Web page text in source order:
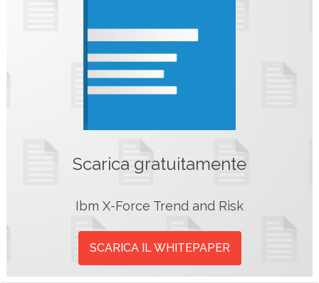
Scarica gratuitamente
Ibm X-Force Trend and Risk
SCARICA IL WHITEPAPER